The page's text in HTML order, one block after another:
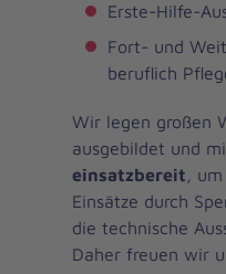
Erste-Hilfe-
Fort- und
beruflich
Wir legen großen
ausgebildet und
einsatzbereit ,
Einsätze durch
die technische
Daher freuen wir